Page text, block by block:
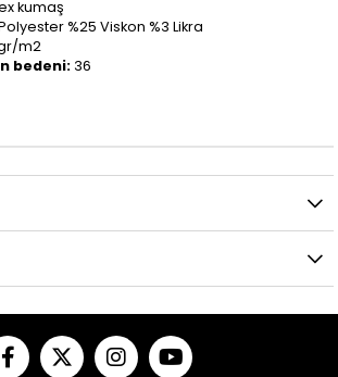
kumaş
%25 Viskon %3 Likra
m2
bedeni: 36